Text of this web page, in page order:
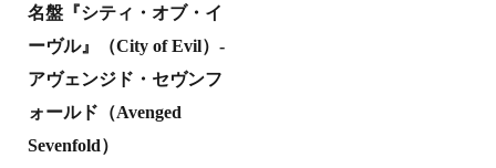
名盤『シティ・オブ・イ
ーヴル』（City of Evil）-
アヴェンジド・セヴンフ
ォールド（Avenged
Sevenfold）